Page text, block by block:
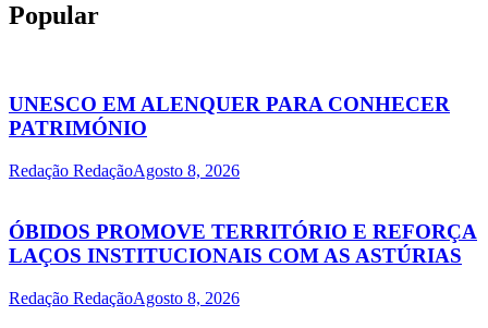
Popular
UNESCO EM ALENQUER PARA CONHECER
PATRIMÓNIO
Redação RedaçãoAgosto 8, 2026
ÓBIDOS PROMOVE TERRITÓRIO E REFORÇA
LAÇOS INSTITUCIONAIS COM AS ASTÚRIAS
Redação RedaçãoAgosto 8, 2026